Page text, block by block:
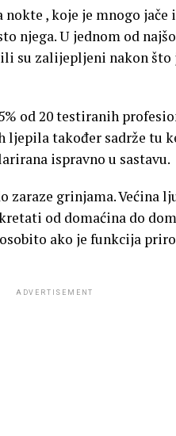
, koje je mnogo jače
njega. U jednom od
su zalijepljeni nakon
od 20 testiranih
ljepila također sadrže tu
ispravno u sastavu.
zaraze grinjama. Većina
od domaćina do
ako je funkcija
ADVERTISEMENT